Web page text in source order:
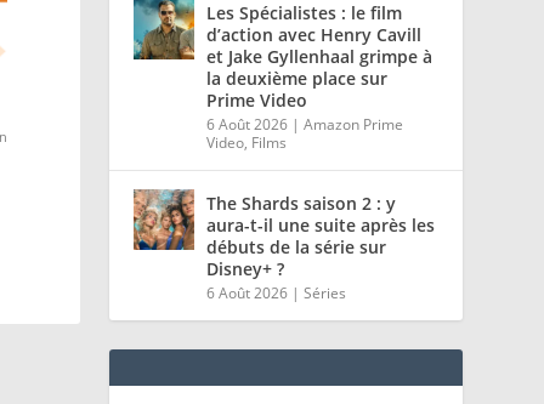
Les Spécialistes : le film
d’action avec Henry Cavill
et Jake Gyllenhaal grimpe à
la deuxième place sur
Prime Video
6 Août 2026 |Amazon Prime
Video, Films
The Shards saison 2 : y
aura-t-il une suite après les
débuts de la série sur
Disney+ ?
6 Août 2026 |Séries